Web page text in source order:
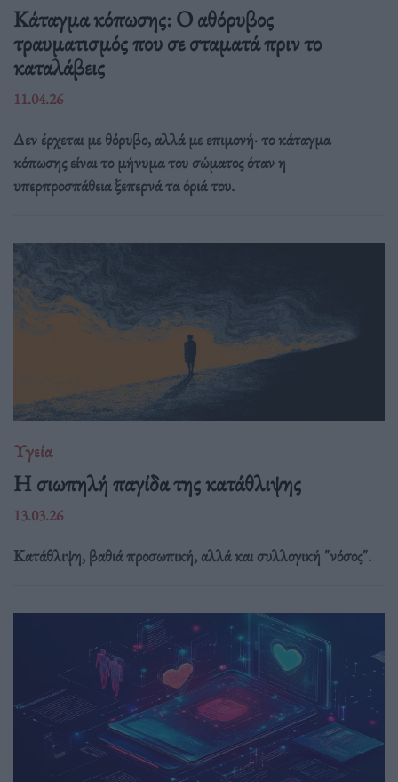
Κάταγμα κόπωσης: O αθόρυβος
τραυματισμός που σε σταματά πριν το
καταλάβεις
11.04.26
Δεν έρχεται με θόρυβο, αλλά με επιμονή· το κάταγμα
κόπωσης είναι το μήνυμα του σώματος όταν η
υπερπροσπάθεια ξεπερνά τα όριά του.
Υγεία
Η σιωπηλή παγίδα της κατάθλιψης
13.03.26
Κατάθλιψη, βαθιά προσωπική, αλλά και συλλογική "νόσος".